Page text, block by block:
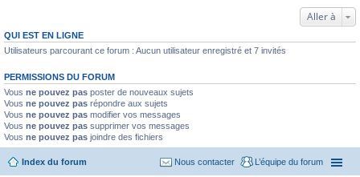
Aller à
QUI EST EN LIGNE
Utilisateurs parcourant ce forum : Aucun utilisateur enregistré et 7 invités
PERMISSIONS DU FORUM
Vous ne pouvez pas poster de nouveaux sujets
Vous ne pouvez pas répondre aux sujets
Vous ne pouvez pas modifier vos messages
Vous ne pouvez pas supprimer vos messages
Vous ne pouvez pas joindre des fichiers
Index du forum L’équipe du forum
Nous contacter